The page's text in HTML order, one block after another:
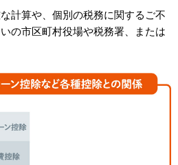
計算や、個別の税務に関するご不
の市区町村役場や税務署、または